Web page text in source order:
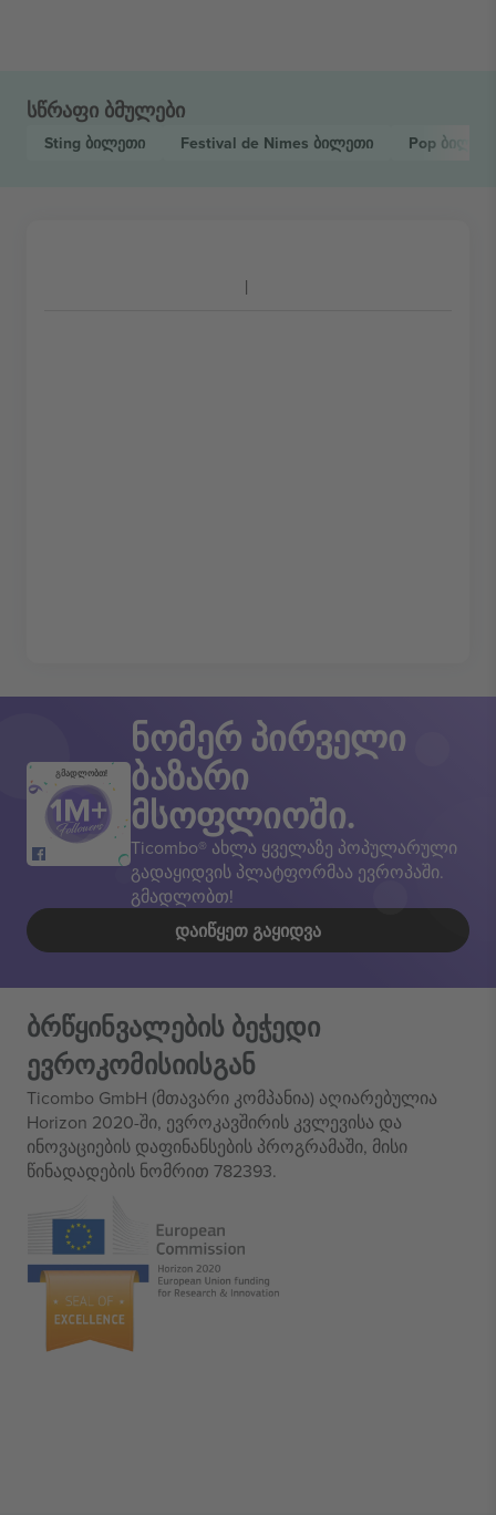
სწრაფი ბმულები
Sting ბილეთი Festival de Nimes ბილეთი Pop
გმადლობთ!
ნომერ პირველი
ბაზარი
მსოფლიოში.
Ticombo® ახლა ყველაზე პოპულარული
გადაყიდვის პლატფორმაა ევროპაში.
გმადლობთ!
ᲓᲐᲘᲬᲧᲔᲗ ᲒᲐᲧᲘᲓᲕᲐ
ბრწყინვალების ბეჭედი
ევროკომისიისგან
Ticombo GmbH (მთავარი კომპანია) აღიარებულია
Horizon 2020-ში, ევროკავშირის კვლევისა და
ინოვაციების დაფინანსების პროგრამაში, მისი
წინადადების ნომრით 782393.